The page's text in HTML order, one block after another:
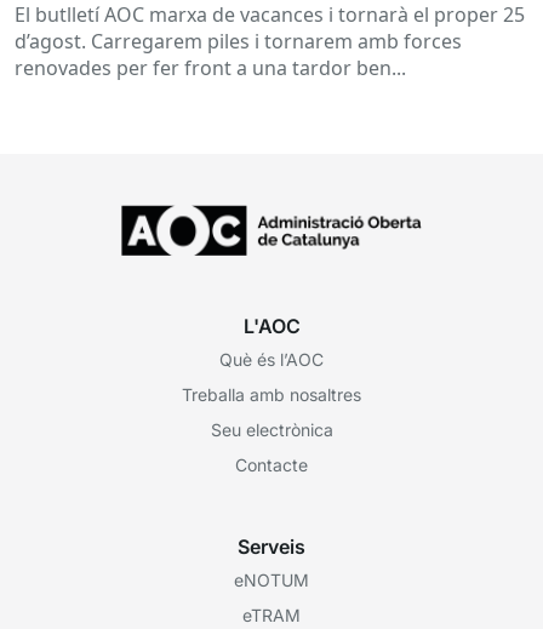
El butlletí AOC marxa de vacances i tornarà el proper 25
d’agost. Carregarem piles i tornarem amb forces
renovades per fer front a una tardor ben...
L'AOC
Què és l’AOC
Treballa amb nosaltres
Seu electrònica
Contacte
Serveis
eNOTUM
eTRAM